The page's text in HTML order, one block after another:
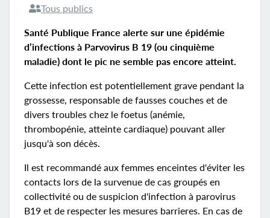
Tous publics
Santé Publique France alerte sur une épidémie
d’infections à Parvovirus B 19 (ou cinquième
maladie) dont le pic ne semble pas encore atteint.
Cette infection est potentiellement grave pendant la
grossesse, responsable de fausses couches et de
divers troubles chez le foetus (anémie,
thrombopénie, atteinte cardiaque) pouvant aller
jusqu'à son décès.
Il est recommandé aux femmes enceintes d'éviter les
contacts lors de la survenue de cas groupés en
collectivité ou de suspicion d'infection à parovirus
B19 et de respecter les mesures barrieres. En cas de